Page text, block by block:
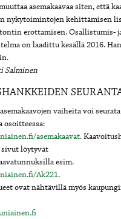
asemakaavaa siten, että
nykytoimintojen kehittämisen
erottamisen. Osallistumis-
on laadittu kesällä 2016.
Salminen
vaiheita voi
asemakaavat.
löytyvät
esim.
Ak221.
ovat nähtävillä myös